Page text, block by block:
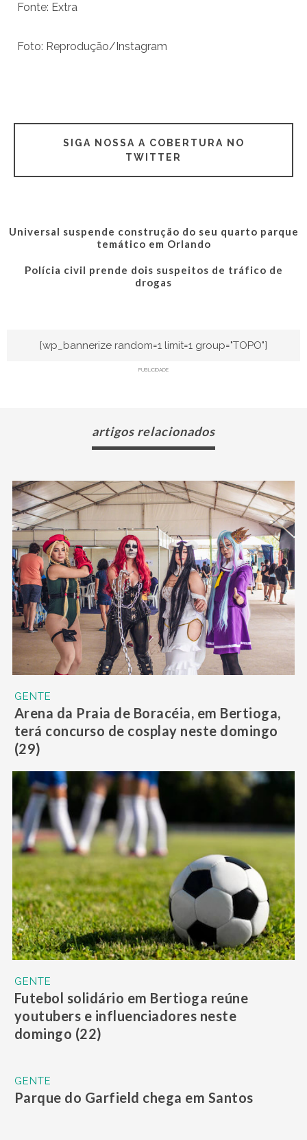
Fonte: Extra
Foto: Reprodução/Instagram
SIGA NOSSA A COBERTURA NO
TWITTER
Universal suspende construção do seu quarto parque
temático em Orlando
Polícia civil prende dois suspeitos de tráfico de
drogas
[wp_bannerize random=1 limit=1 group="TOPO"]
PUBLICIDADE
artigos relacionados
GENTE
Arena da Praia de Boracéia, em Bertioga,
terá concurso de cosplay neste domingo
(29)
GENTE
Futebol solidário em Bertioga reúne
youtubers e influenciadores neste
domingo (22)
GENTE
Parque do Garfield chega em Santos